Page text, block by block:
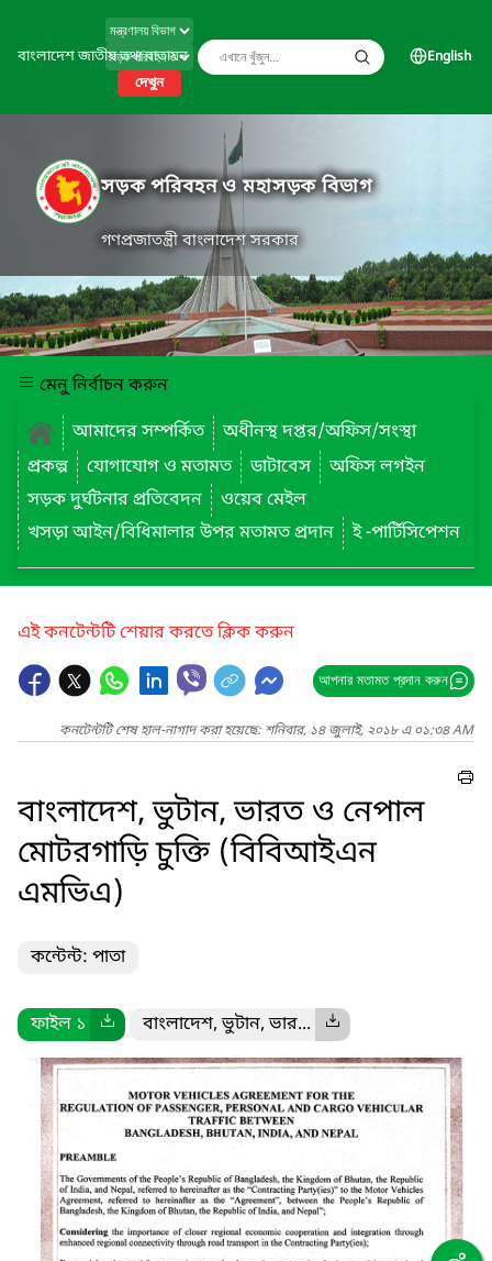
বাংলাদেশ জাতীয় তথ্য বাতায়ন
দেখুন
English
সড়ক পরিবহন ও মহাসড়ক বিভাগ
গণপ্রজাতন্ত্রী বাংলাদেশ সরকার
মেনু নির্বাচন করুন
আমাদের সম্পর্কিত
অধীনস্থ দপ্তর/অফিস/সংস্থা
প্রকল্প
যোগাযোগ ও মতামত ডাটাবেস
অফিস লগইন
সড়ক দুর্ঘটনার প্রতিবেদন
ওয়েব মেইল
খসড়া আইন/বিধিমালার উপর মতামত প্রদান
ই -পার্টিসিপেশন
এই কনটেন্টটি শেয়ার করতে ক্লিক করুন
আপনার মতামত প্রদান করুন
কনটেন্টটি শেষ হাল-নাগাদ করা হয়েছে: শনিবার, ১৪ জুলাই, ২০১৮ এ ০১:৩৪ AM
বাংলাদেশ, ভুটান, ভারত ও নেপাল
মোটরগাড়ি চুক্তি (বিবিআইএন
এমভিএ)
কন্টেন্ট: পাতা
ফাইল ১ বাংলাদেশ, ভুটান, ভার...